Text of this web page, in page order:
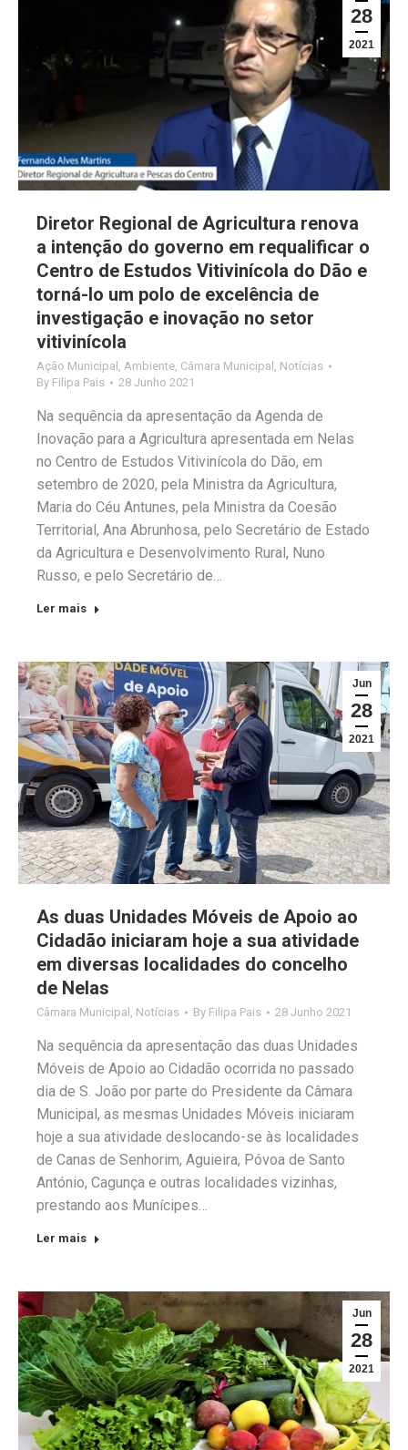
28
2021
Diretor Regional de Agricultura renova
a intenção do governo em requalificar o
Centro de Estudos Vitivinícola do Dão e
torná-lo um polo de excelência de
investigação e inovação no setor
vitivinícola
Ação Municipal Ambiente Câmara Municipal
Notícias
By Filipa Pais 28 Junho 2021
Na sequência da apresentação da Agenda de
Inovação para a Agricultura apresentada em Nelas
no Centro de Estudos Vitivinícola do Dão, em
setembro de 2020, pela Ministra da Agricultura,
Maria do Céu Antunes, pela Ministra da Coesão
Territorial, Ana Abrunhosa, pelo Secretário de Estado
da Agricultura e Desenvolvimento Rural, Nuno
Russo, e pelo Secretário de…
Ler mais
Jun
28
2021
As duas Unidades Móveis de Apoio ao
Cidadão iniciaram hoje a sua atividade
em diversas localidades do concelho
de Nelas
Câmara Municipal , Notícias By Filipa Pais 28 Junho 2021
Na sequência da apresentação das duas Unidades
Móveis de Apoio ao Cidadão ocorrida no passado
dia de S. João por parte do Presidente da Câmara
Municipal, as mesmas Unidades Móveis iniciaram
hoje a sua atividade deslocando-se às localidades
de Canas de Senhorim, Aguieira, Póvoa de Santo
António, Cagunça e outras localidades vizinhas,
prestando aos Munícipes…
Ler mais
Jun
28
2021